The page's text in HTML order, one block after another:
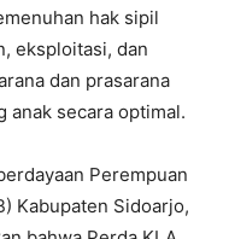
hak sipil
eksploitasi, dan
dan prasarana
anak secara optimal.
Perempuan
Kabupaten Sidoarjo,